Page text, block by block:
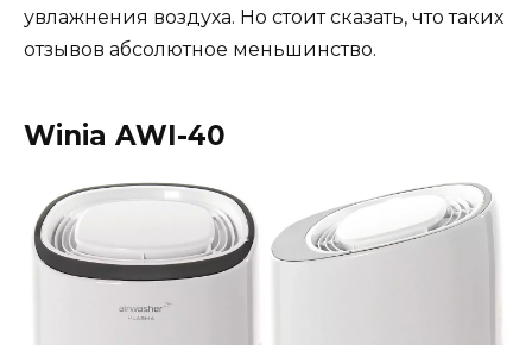
увлажнения воздуха. Но стоит сказать, что таких
отзывов абсолютное меньшинство.
Winia AWI-40